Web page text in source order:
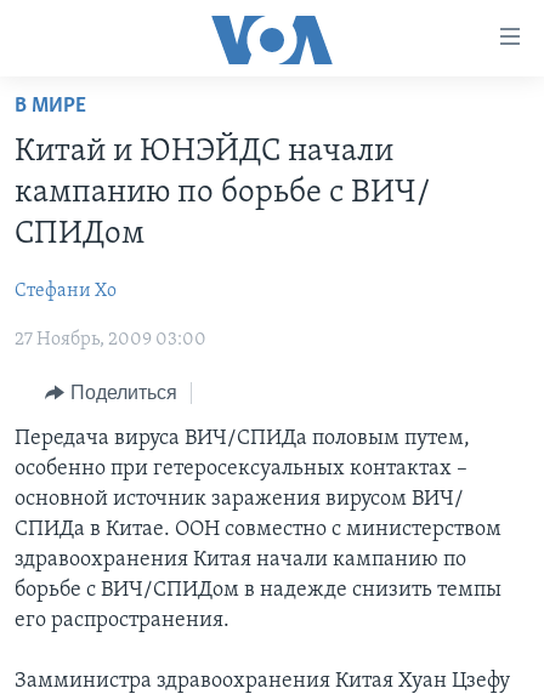
Перейти
основной
контент
Перейти
основной
навигации
Перейти
поиск
АМЕРИКА
ИТОГИ
ПОЧЕМУ ЭТО ВАЖНО?
ДИСКУССИЯ VOA
ДЕТАЛИ
НЬЮ-ЙОРК NEW YORK
АМЕРИКА. БОЛЬШОЕ ПУТЕШЕСТВИЕ
ПРОЕКТЫ
НАША АМЕРИКАНСКАЯ ИСТОРИЯ
А КАК В АМЕРИКЕ?
АРТЕФАКТЫ
АМЕРИКАНСКИЕ ГОРОДКИ
ТЕСТЫ
ИНТЕРВЬЮ
ФАКТЫ ПРОТИВ ФЕЙКОВ
ЗА СВОБОДУ ПРЕССЫ
УЧИМ АНГЛИЙСКИЙ
ВИДЕО
ПОДПИСКА НА НОВОСТИ
Learning English
В МИРЕ
Китай и ЮНЭЙДС начали
кампанию по борьбе с ВИЧ/
СПИДом
Стефани Хо
27 Ноябрь, 2009 03:00
Поделиться
Передача вируса ВИЧ/СПИДа половым путем,
особенно при гетеросексуальных контактах –
основной источник заражения вирусом ВИЧ/
СПИДа в Китае. ООН совместно с министерством
здравоохранения Китая начали кампанию по
борьбе с ВИЧ/СПИДом в надежде снизить темпы
его распространения.
Замминистра здравоохранения Китая Хуан Цзефу